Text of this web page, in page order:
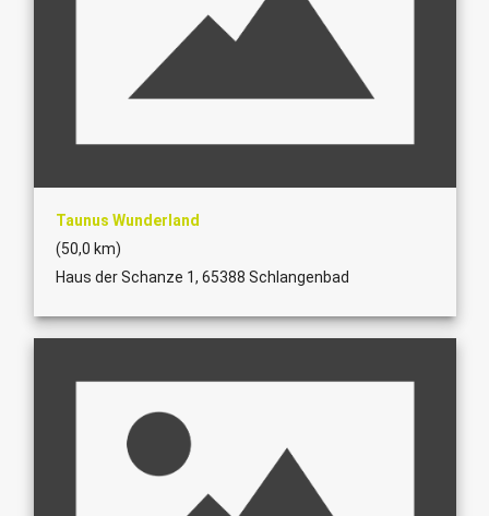
Taunus Wunderland
(50,0 km)
Haus der Schanze 1, 65388 Schlangenbad